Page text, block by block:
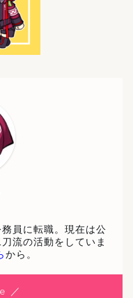
員に転職。現在は公
流の活動をしていま
から。
／